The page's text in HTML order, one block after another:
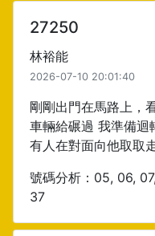
27250
林裕能
2026-07-10 20:01:40
剛剛出門在馬路上，
車輛給碾過 我準備迴
有人在對面向他取取
號碼分析：05, 06,
37